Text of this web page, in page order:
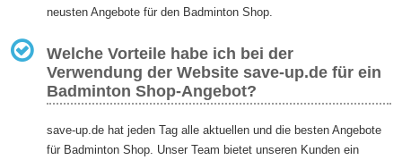
neusten Angebote für den Badminton Shop.
Welche Vorteile habe ich bei der
Verwendung der Website save-up.de für ein
Badminton Shop-Angebot?
save-up.de hat jeden Tag alle aktuellen und die besten Angebote
für Badminton Shop. Unser Team bietet unseren Kunden ein